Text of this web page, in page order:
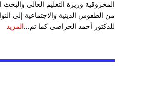
المحروقية وزيرة التعليم العالي
من الطقوس الدينية والاجتماعية إلى
للدكتور أحمد الحراصي كما تم... المزيد